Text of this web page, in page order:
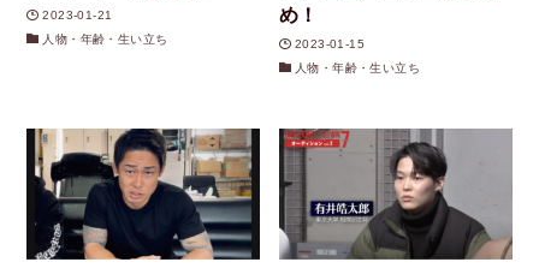
2023-01-21
人物・年齢・生い立ち
め！
2023-01-15
人物・年齢・生い立ち